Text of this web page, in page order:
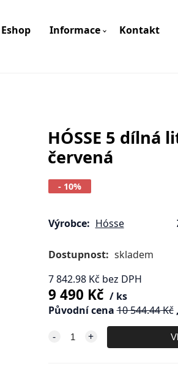
Eshop Informace Kontakt
HÓSSE 5 dílná
červená
- 10%
Výrobce: Hósse
Dostupnost: skladem
7 842.98Kč bez DPH
9 490 Kč
ks
Původní cena 10 544.44Kč